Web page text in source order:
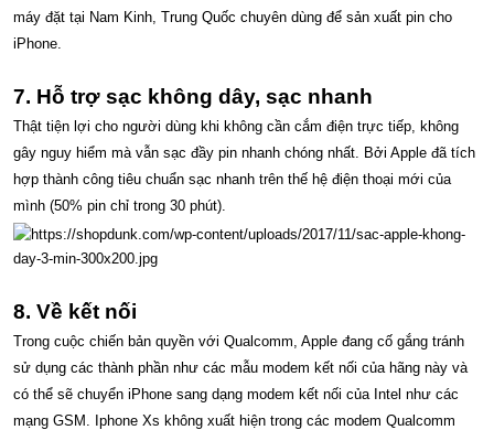
máy đặt tại Nam Kinh, Trung Quốc chuyên dùng để sản xuất pin cho
iPhone.
7. Hỗ trợ sạc không dây, sạc nhanh
Thật tiện lợi cho người dùng khi không cần cắm điện trực tiếp, không
gây nguy hiểm mà vẫn sạc đầy pin nhanh chóng nhất. Bởi Apple đã tích
hợp thành công tiêu chuẩn sạc nhanh trên thế hệ điện thoại mới của
mình (50% pin chỉ trong 30 phút).
8. Về kết nối
Trong cuộc chiến bản quyền với Qualcomm, Apple đang cố gắng tránh
sử dụng các thành phần như các mẫu modem kết nối của hãng này và
có thể sẽ chuyển iPhone sang dạng modem kết nối của Intel như các
mạng GSM. Iphone Xs không xuất hiện trong các modem Qualcomm